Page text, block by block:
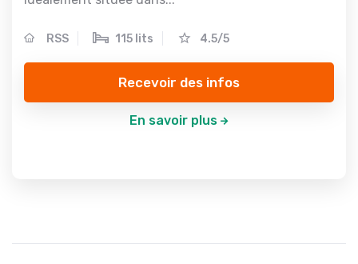
RSS 115 lits 4.5/5
Recevoir des infos
En savoir plus